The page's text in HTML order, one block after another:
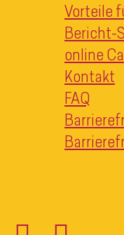
Vorteile
Bericht-
online
Kontakt
FAQ